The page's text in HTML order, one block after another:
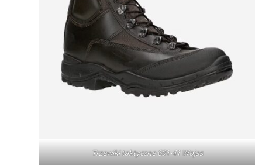
Trzewiki taktyczne 691-41 Wojas